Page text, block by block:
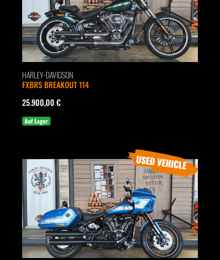
HARLEY-DAVIDSON
FXBRS BREAKOUT 114
25.900,00 €
Auf Lager